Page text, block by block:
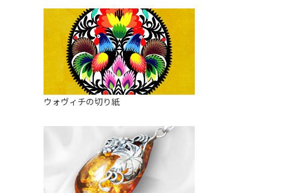
すべて見る
バスケット
装飾用タイル・プレート
ミニチュア
天使さま
カードスタンド
マグネット
すべて見る
ウォヴィチの切り紙